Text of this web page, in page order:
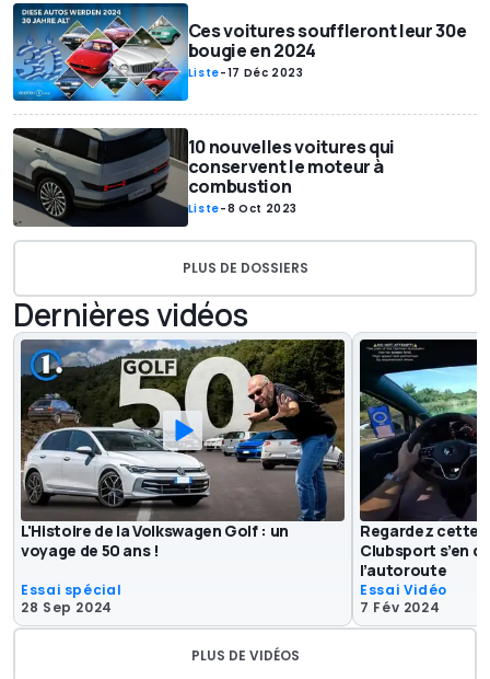
Ces voitures souffleront leur 30e
bougie en 2024
Liste-17 Déc 2023
10 nouvelles voitures qui
conservent le moteur à
combustion
Liste-8 Oct 2023
PLUS DE DOSSIERS
Dernières vidéos
L'Histoire de la Volkswagen Golf : un
voyage de 50 ans !
Essai spécial
28 Sep 2024
Regardez cette
Clubsport s’en
l’autoroute
Essai Vidéo
7 Fév 2024
PLUS DE VIDÉOS